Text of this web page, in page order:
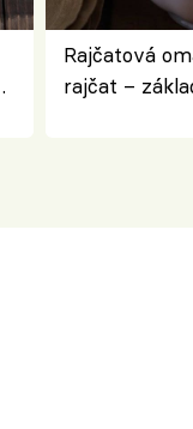
Rajčatová
rajčat –